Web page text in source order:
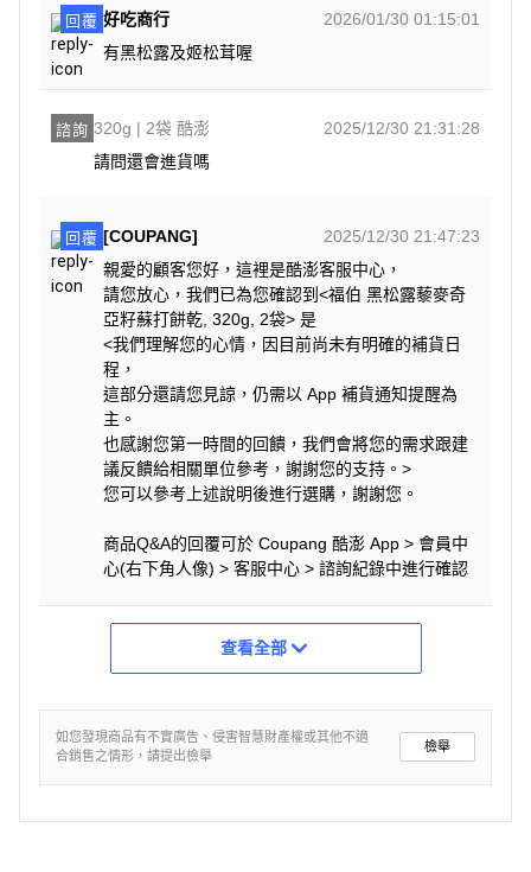
回覆 好吃商行
2026/01/30 01:15:01
有黑松露及姬松茸喔
諮詢 320g | 2袋 酷澎
2025/12/30 21:31:28
請問還會進貨嗎
回覆 [COUPANG]
2025/12/30 21:47:23
親愛的顧客您好，這裡是酷澎客服中心，
請您放心，我們已為您確認到<福伯 黑松露藜麥奇
亞籽蘇打餅乾, 320g, 2袋> 是
<我們理解您的心情，因目前尚未有明確的補貨日
程，
這部分還請您見諒，仍需以 App 補貨通知提醒為
主。
也感謝您第一時間的回饋，我們會將您的需求跟建
議反饋給相關單位參考，謝謝您的支持。>
您可以參考上述說明後進行選購，謝謝您。
商品Q&A的回覆可於 Coupang 酷澎 App > 會員中
心(右下角人像) > 客服中心 > 諮詢紀錄中進行確認
查看全部
如您發現商品有不實廣告、侵害智慧財產權或其他不適
合銷售之情形，請提出檢舉
檢舉